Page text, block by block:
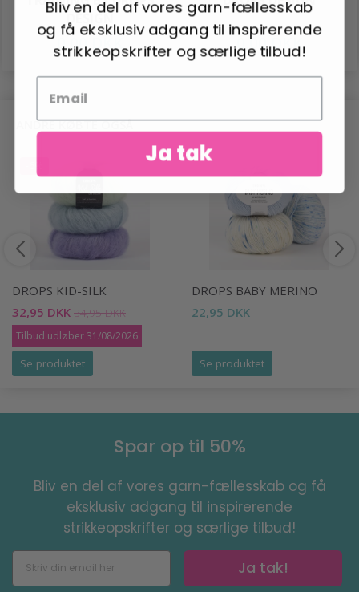
DESIGN
0,00 DKK 0,00 DKK
ANDRE KØBTE OGSÅ
DROPS KID-SILK
32,95 DKK 34,95 DKK
Tilbud udløber 31/08/2026
Se produktet
DROPS BABY MERINO
22,95 DKK
Se produktet
Spar op til 50%
Bliv en del af vores garn-fællesskab og få
eksklusiv adgang til inspirerende
strikkeopskrifter og særlige tilbud!
Ja tak!
Bliv en del af vores garn-fællesskab
og få eksklusiv adgang til inspirerende
strikkeopskrifter og særlige tilbud!
Ja tak